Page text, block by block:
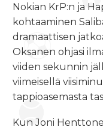
Nokian KrP:n ja
kohtaaminen
dramaattisen
Oksanen ohjasi
viiden sekunnin
viimeisellä
tappioasemasta
Kun Joni